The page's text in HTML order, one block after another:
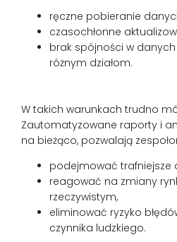
ręczne pobieranie
czasochłonne
brak spójności w
różnym działom.
W takich warunkach trudno
Zautomatyzowane raporty i
na bieżąco, pozwalają
podejmować trafniejsze
reagować na zmiany
rzeczywistym,
eliminować ryzyko
czynnika ludzkiego.